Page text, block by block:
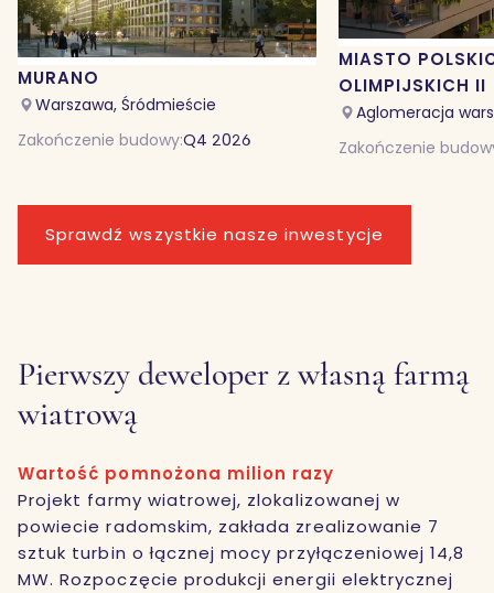
MURANO
Warszawa, Śródmieście
Zakończenie budowy:Q4 2026
MIASTO
OLIMPIJSKICH II
Aglomeracja
Zakończenie
Sprawdź wszystkie nasze inwestycje
Pierwszy deweloper z własną farmą
wiatrową
Wartość pomnożona milion razy
Projekt farmy wiatrowej, zlokalizowanej w
powiecie radomskim, zakłada zrealizowanie 7
sztuk turbin o łącznej mocy przyłączeniowej 14,8
MW. Rozpoczęcie produkcji energii elektrycznej